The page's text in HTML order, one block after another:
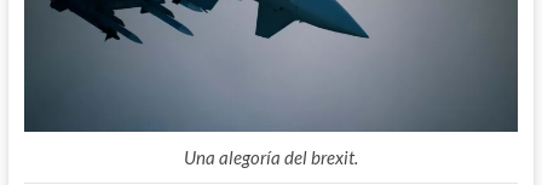
Una alegoría del brexit.